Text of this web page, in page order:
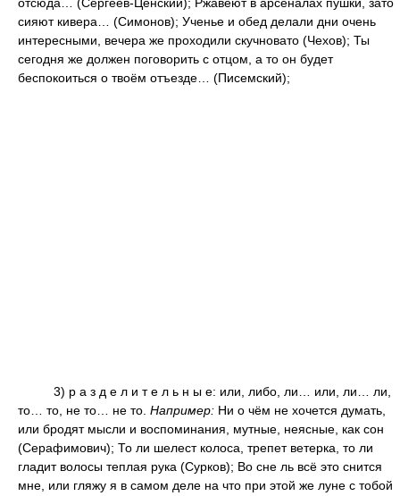
сияют кивера… (Симонов); Ученье и обед делали дни очень
интересными, вечера же проходили скучновато (Чехов); Ты
сегодня же должен поговорить с отцом, а то он будет
беспокоиться о твоём отъезде… (Писемский);
3) р а з д е л и т е л ь н ы е: или, либо, ли… или, ли… ли,
то… то, не то… не то. Например: Ни о чём не хочется думать,
или бродят мысли и воспоминания, мутные, неясные, как сон
(Серафимович); То ли шелест колоса, трепет ветерка, то ли
гладит волосы теплая рука (Сурков); Во сне ль всё это снится
мне, или гляжу я в самом деле на что при этой же луне с тобой